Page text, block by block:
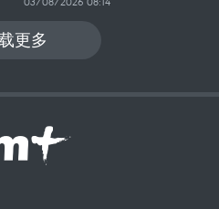
更多